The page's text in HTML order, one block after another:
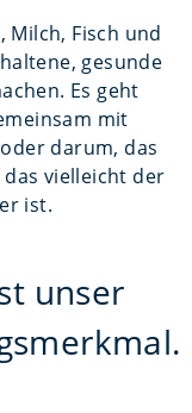
Milch, Fisch und
gesunde
Es geht
mit
darum, das
das vielleicht der
ist.
unser